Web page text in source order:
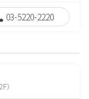
03-5220-2220
）